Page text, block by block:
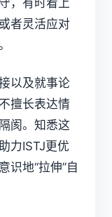
，有时看上
者灵活应对
以及就事论
擅长表达情
阂。知悉这
力ISTJ更优
识地“拉伸”自